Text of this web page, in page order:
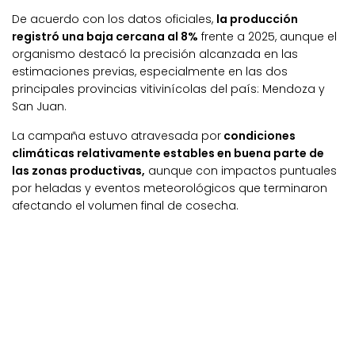
De acuerdo con los datos oficiales, la producción
registró una baja cercana al 8% frente a 2025, aunque el
organismo destacó la precisión alcanzada en las
estimaciones previas, especialmente en las dos
principales provincias vitivinícolas del país: Mendoza y
San Juan.
La campaña estuvo atravesada por condiciones
climáticas relativamente estables en buena parte de
las zonas productivas, aunque con impactos puntuales
por heladas y eventos meteorológicos que terminaron
afectando el volumen final de cosecha.